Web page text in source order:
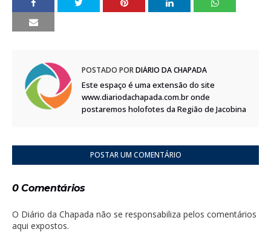
POSTADO PORDIÁRIO DA CHAPADA
Este espaço é uma extensão do site
www.diariodachapada.com.br onde
postaremos holofotes da Região de Jacobina
POSTAR UM COMENTÁRIO
0 Comentários
O Diário da Chapada não se responsabiliza pelos comentários
aqui expostos.